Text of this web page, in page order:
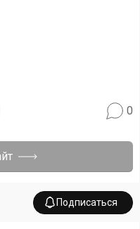
0
Подписаться